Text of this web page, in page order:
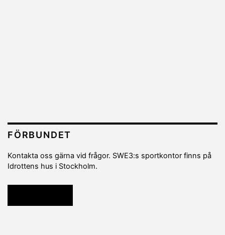
FÖRBUNDET
Kontakta oss gärna vid frågor. SWE3:s sportkontor finns på
Idrottens hus i Stockholm.